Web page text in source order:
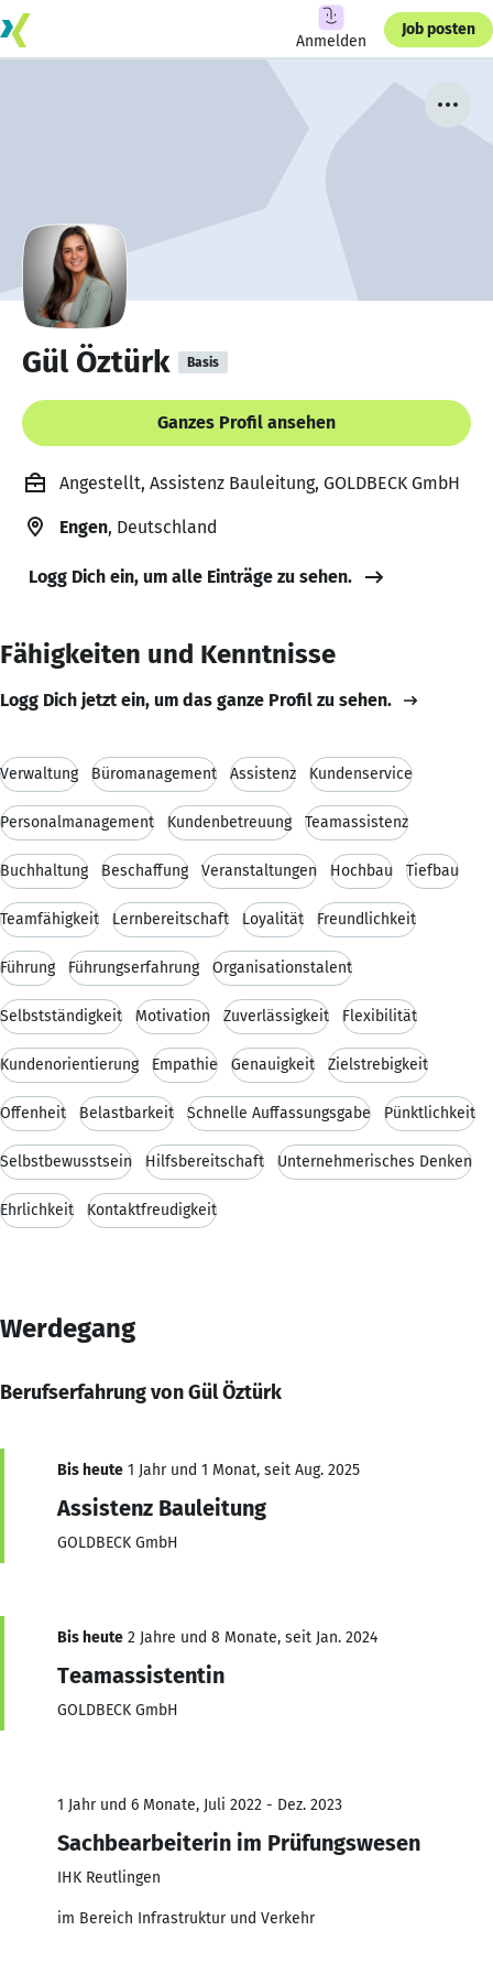
Anmelden
Job posten
Gül Öztürk Basis
Ganzes Profil ansehen
Angestellt, Assistenz Bauleitung, GOLDBECK GmbH
Engen, Deutschland
Logg Dich ein, um alle Einträge zu sehen.
Fähigkeiten und Kenntnisse
Logg Dich jetzt ein, um das ganze Profil zu sehen.
Verwaltung Büromanagement Assistenz Kundenservice
Personalmanagement Kundenbetreuung Teamassistenz
Buchhaltung Beschaffung Veranstaltungen Hochbau Tiefbau
Teamfähigkeit Lernbereitschaft Loyalität Freundlichkeit
Führung Führungserfahrung Organisationstalent
Selbstständigkeit Motivation Zuverlässigkeit Flexibilität
Kundenorientierung Empathie Genauigkeit Zielstrebigkeit
Offenheit Belastbarkeit Schnelle Auffassungsgabe Pünktlichkeit
Selbstbewusstsein Hilfsbereitschaft Unternehmerisches Denken
Ehrlichkeit Kontaktfreudigkeit
Werdegang
Berufserfahrung von Gül Öztürk
Bis heute 1 Jahr und 1 Monat, seit Aug. 2025
Assistenz Bauleitung
GOLDBECK GmbH
Bis heute 2 Jahre und 8 Monate, seit Jan. 2024
Teamassistentin
GOLDBECK GmbH
1 Jahr und 6 Monate, Juli 2022 - Dez. 2023
Sachbearbeiterin im Prüfungswesen
IHK Reutlingen
im Bereich Infrastruktur und Verkehr